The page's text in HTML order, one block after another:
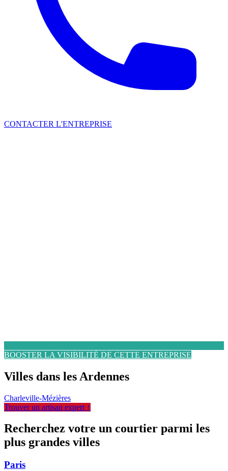
CONTACTER L'ENTREPRISE
BOOSTER LA VISIBILITÉ DE CETTE ENTREPRISE
Villes dans les Ardennes
Charleville-Mézières
Trouver un artisan expert ↑
Recherchez votre un courtier parmi les
plus grandes villes
Paris